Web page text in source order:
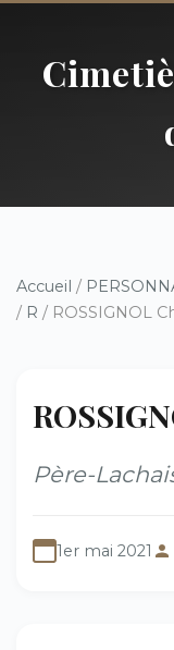
Accueil /
/ R / ROSSIGNOL
Père-
1er mai 2021